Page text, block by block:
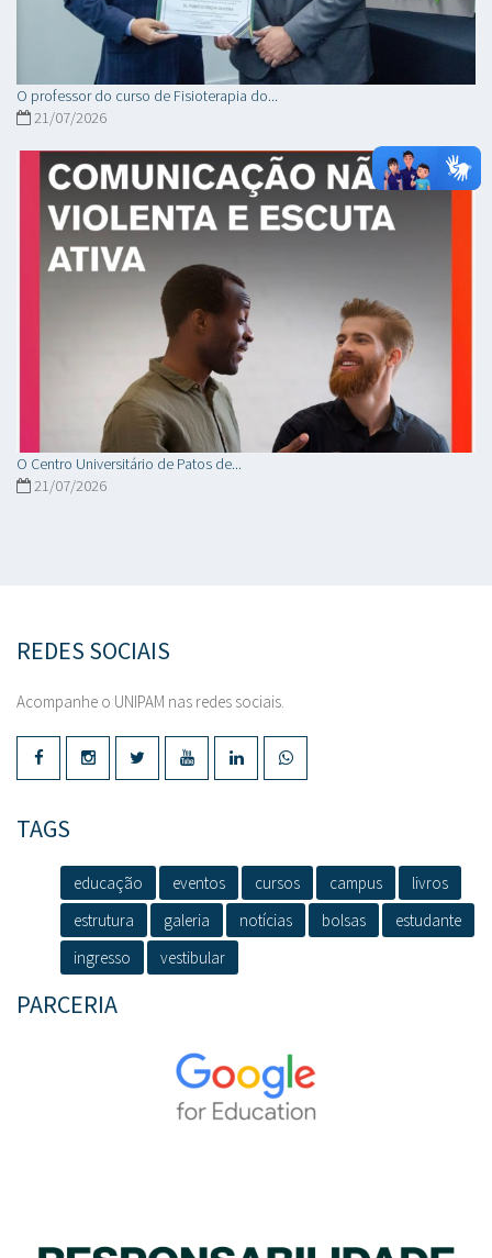
O professor do curso de Fisioterapia do...
21/07/2026
O Centro Universitário de Patos de...
21/07/2026
REDES SOCIAIS
Acompanhe o UNIPAM nas redes sociais.
TAGS
educação eventos cursos campus
livros
estrutura
galeria notícias bolsas
estudante
ingresso
vestibular
PARCERIA